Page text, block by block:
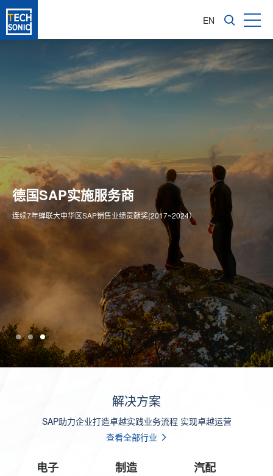
EN
成长型企业软件咨询服务商
为企业信息化转型提供全价值链ERP解决方案
亚太区1600多家成功实施客户
专注成长型企业ERP整体方案供应商
德国SAP实施服务商
连续7年蝉联大中华区SAP销售业绩贡献奖(2017~2024）
解决方案
SAP助力企业打造卓越实践业务流程 实现卓越运营
查看全部行业
电子 制造 汽配